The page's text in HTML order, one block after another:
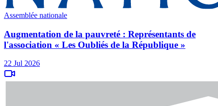
Assemblée nationale
Augmentation de la pauvreté : Représentants de
l'association « Les Oubliés de la République »
22 Jul 2026